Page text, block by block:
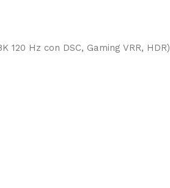
Hz con DSC, Gaming VRR, HDR)